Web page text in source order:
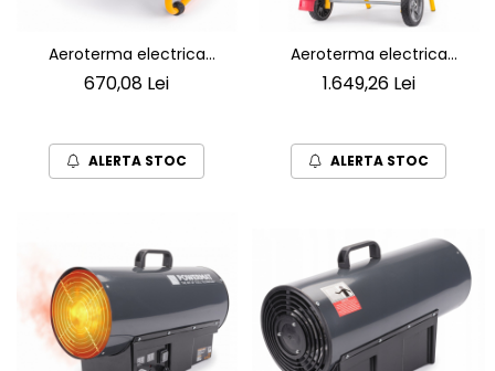
Aeroterma electrica
trifazata 6KW
670,08 Lei
ALERTA STOC
Aeroterma electrica
incalzitor trifazic 15KW
1.649,26 Lei
ALERTA STOC